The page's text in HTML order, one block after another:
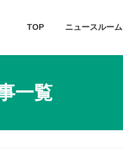
TOP ニュースルーム
一覧